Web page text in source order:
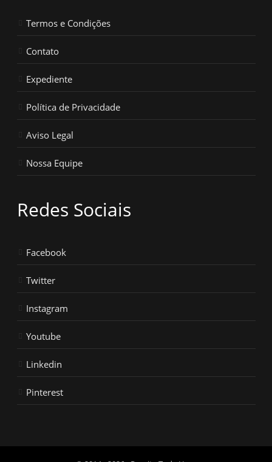
Termos e Condições
Contato
Expediente
Política de Privacidade
Aviso Legal
Nossa Equipe
Redes Sociais
Facebook
Twitter
Instagram
Youtube
Linkedin
Pinterest